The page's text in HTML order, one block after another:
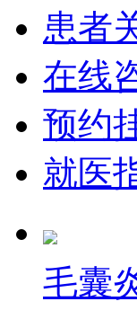
患者
在线
预约
就医
毛囊